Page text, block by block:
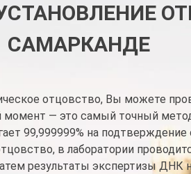
САМАРКАНДЕ
отцовство, Вы можете
момент — это самый точный
99,999999% на
в лаборатории
результаты экспертизы ДНК